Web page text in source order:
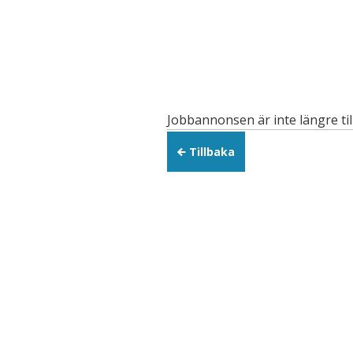
Jobbannonsen är inte längre
Tillbaka